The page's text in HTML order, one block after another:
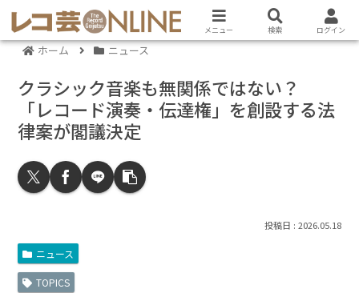
ホーム ニュース
クラシック音楽も無関係ではない？
「レコード演奏・伝達権」を創設する法
律案が閣議決定
2026.05.18
ニュース
TOPICS
メニュー 検索 ログイン